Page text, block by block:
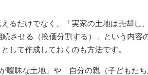
るだけでなく、「実家の土地は売却し
させる（換価分割する）」という内容
として作成しておくのも方法です。
曖昧な土地」や「自分の親（子どもた